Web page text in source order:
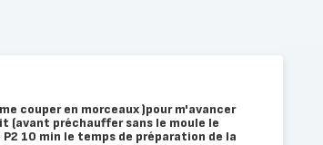
couper en morceaux )pour m'avancer
(avant préchauffer sans le moule le
10 min le temps de préparation de la